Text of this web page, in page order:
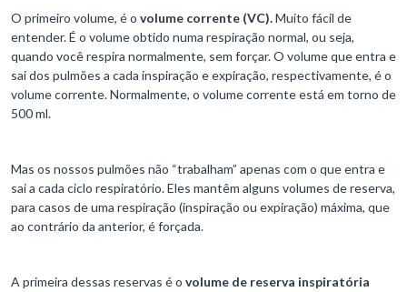
O primeiro volume, é o volume corrente (VC).Muito fácil de
entender. É o volume obtido numa respiração normal, ou seja,
quando você respira normalmente, sem forçar. O volume que entra e
sai dos pulmões a cada inspiração e expiração, respectivamente, é o
volume corrente. Normalmente, o volume corrente está em torno de
500 ml.
Mas os nossos pulmões não “trabalham” apenas com o que entra e
sai a cada ciclo respiratório. Eles mantêm alguns volumes de reserva,
para casos de uma respiração (inspiração ou expiração) máxima, que
ao contrário da anterior, é forçada.
A primeira dessas reservas é o volume de reserva inspiratória